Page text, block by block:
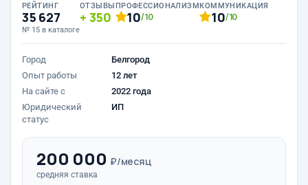
РЕЙТИНГ
35 627
№ 15 в каталоге
ОТЗЫВЫ
350
ПРОФЕССИОНАЛИЗМ
10/10
КОММУНИКАЦИЯ
10/10
Город
Белгород
Опыт работы
12 лет
На сайте с
2022 года
Юридический
статус
ИП
200 000 ₽/месяц
средняя ставка